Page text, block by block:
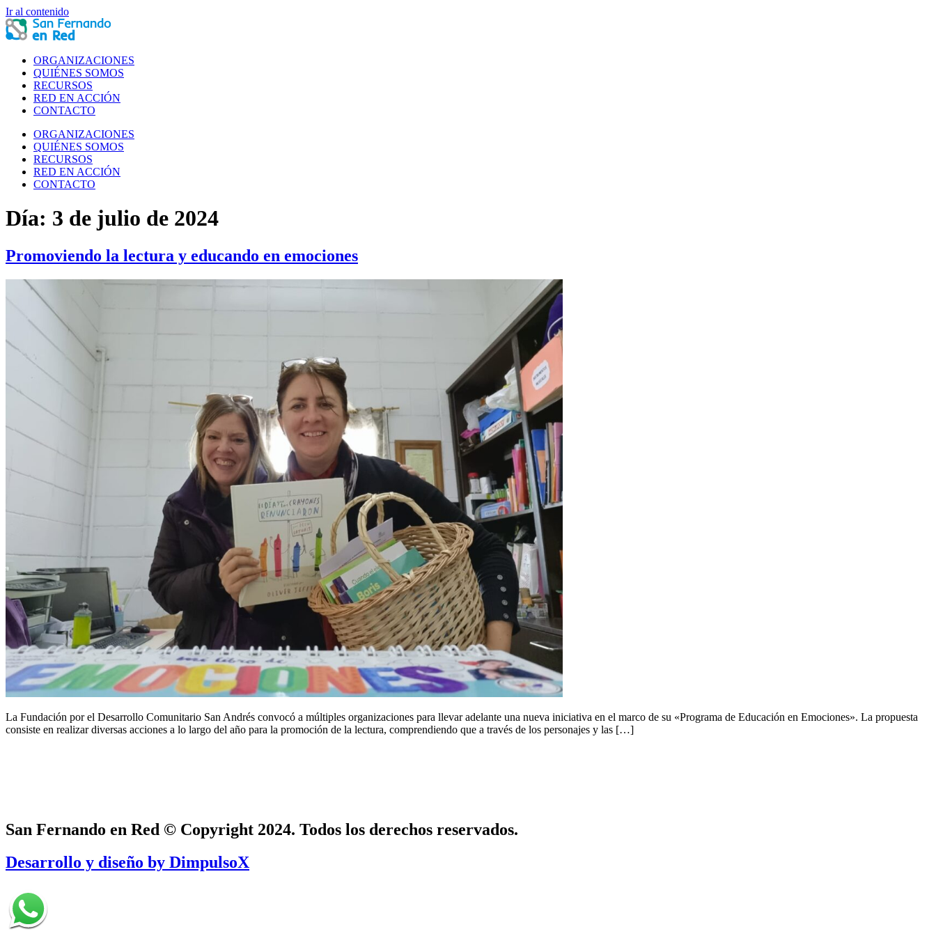
Ir al contenido
ORGANIZACIONES
QUIÉNES SOMOS
RECURSOS
RED EN ACCIÓN
CONTACTO
ORGANIZACIONES
QUIÉNES SOMOS
RECURSOS
RED EN ACCIÓN
CONTACTO
Día: 3 de julio de 2024
Promoviendo la lectura y educando en emociones
La Fundación por el Desarrollo Comunitario San Andrés convocó a múltiples organizaciones para llevar adelante una nueva iniciativa en el marco de su «Programa de Educación en Emociones». La propuesta
consiste en realizar diversas acciones a lo largo del año para la promoción de la lectura, comprendiendo que a través de los personajes y las […]
San Fernando en Red © Copyright 2024. Todos los derechos reservados.
Desarrollo y diseño by DimpulsoX